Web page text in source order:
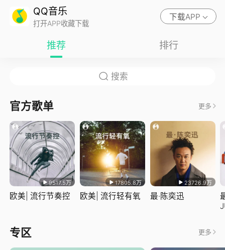
QQ音乐
打开APP收藏下载
下载APP
推荐 排行
官方歌单 更多
9517.5万
欧美| 流行节奏控
17805.8万
欧美| 流行轻有氧
23726.9万
最·陈奕迅
专区 更多